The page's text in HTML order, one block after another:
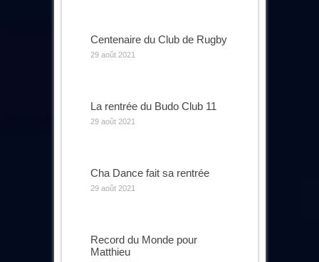
Centenaire du Club de Rugby
29 août 2021
La rentrée du Budo Club 11
29 août 2021
Cha Dance fait sa rentrée
29 août 2021
Record du Monde pour
Matthieu